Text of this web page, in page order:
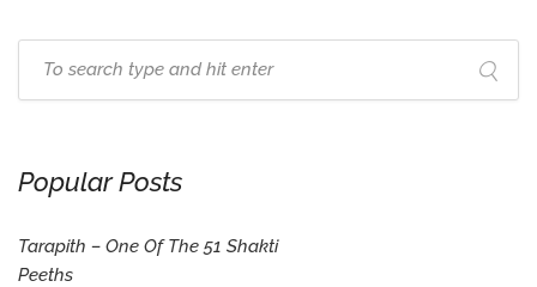
Popular Posts
Tarapith – One Of The 51 Shakti
Peeths